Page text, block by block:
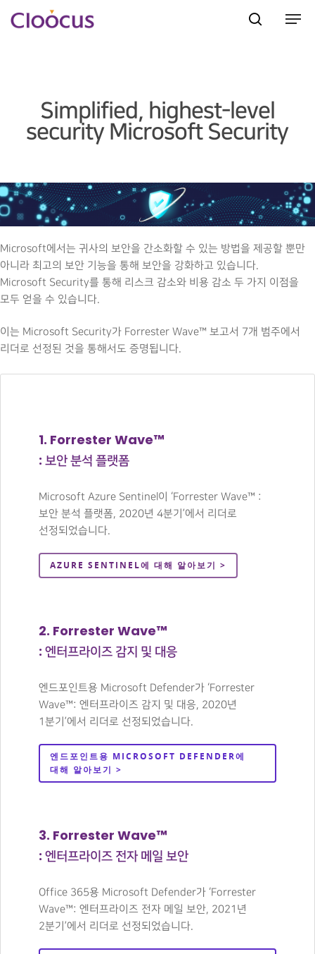
Simplified, highest-level
security Microsoft Security
Microsoft에서는 귀사의 보안을 간소화할 수 있는 방법을 제공할 뿐만
아니라 최고의 보안 기능을 통해 보안을 강화하고 있습니다.
Microsoft Security를 통해 리스크 감소와 비용 감소 두 가지 이점을
모두 얻을 수 있습니다.
이는 Microsoft Security가 Forrester Wave™ 보고서 7개 범주에서
리더로 선정된 것을 통해서도 증명됩니다.
1. Forrester Wave™
: 보안 분석 플랫폼
Microsoft Azure Sentinel이 ‘Forrester Wave™ :
보안 분석 플랫폼, 2020년 4분기’에서 리더로
선정되었습니다.
AZURE SENTINEL에 대해 알아보기 >
2. Forrester Wave™
: 엔터프라이즈 감지 및 대응
엔드포인트용 Microsoft Defender가 ‘Forrester
Wave™: 엔터프라이즈 감지 및 대응, 2020년
1분기’에서 리더로 선정되었습니다.
엔드포인트용 MICROSOFT DEFENDER에
대해 알아보기 >
3. Forrester Wave™
: 엔터프라이즈 전자 메일 보안
Office 365용 Microsoft Defender가 ‘Forrester
Wave™: 엔터프라이즈 전자 메일 보안, 2021년
2분기’에서 리더로 선정되었습니다.